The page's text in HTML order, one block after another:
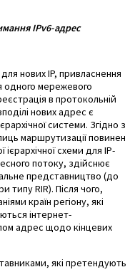
IPv6-адрес
нових IP, привласнення
одного мережевого
в протокольній
нових адрес є
системи. Згідно з
маршрутизації повинен
схеми для IP-
потоку, здійснює
представництво (до
типу RIR). Після чого,
країн регіону, які
інтернет-
адрес щодо кінцевих
які претендують